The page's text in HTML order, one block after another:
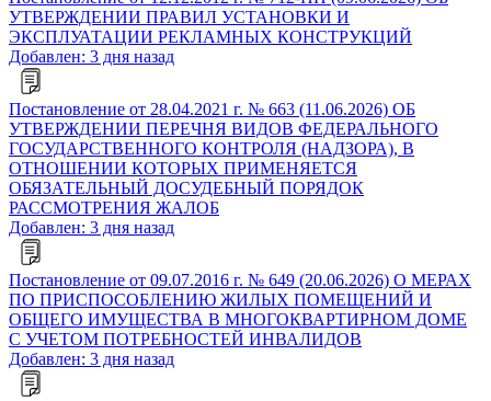
УТВЕРЖДЕНИИ ПРАВИЛ УСТАНОВКИ И
ЭКСПЛУАТАЦИИ РЕКЛАМНЫХ КОНСТРУКЦИЙ
Добавлен: 3 дня назад
Постановление от 28.04.2021 г. № 663 (11.06.2026) ОБ
УТВЕРЖДЕНИИ ПЕРЕЧНЯ ВИДОВ ФЕДЕРАЛЬНОГО
ГОСУДАРСТВЕННОГО КОНТРОЛЯ (НАДЗОРА), В
ОТНОШЕНИИ КОТОРЫХ ПРИМЕНЯЕТСЯ
ОБЯЗАТЕЛЬНЫЙ ДОСУДЕБНЫЙ ПОРЯДОК
РАССМОТРЕНИЯ ЖАЛОБ
Добавлен: 3 дня назад
Постановление от 09.07.2016 г. № 649 (20.06.2026) О МЕРАХ
ПО ПРИСПОСОБЛЕНИЮ ЖИЛЫХ ПОМЕЩЕНИЙ И
ОБЩЕГО ИМУЩЕСТВА В МНОГОКВАРТИРНОМ ДОМЕ
С УЧЕТОМ ПОТРЕБНОСТЕЙ ИНВАЛИДОВ
Добавлен: 3 дня назад